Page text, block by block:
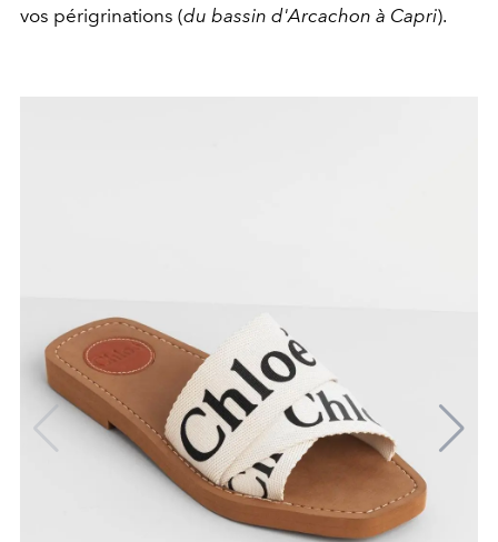
vos périgrinations (du bassin d'Arcachon à Capri).